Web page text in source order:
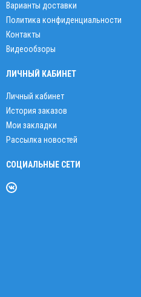
Варианты доставки
Политика конфиденциальности
Контакты
Видеообзоры
ЛИЧНЫЙ КАБИНЕТ
Личный кабинет
История заказов
Мои закладки
Рассылка новостей
СОЦИАЛЬНЫЕ СЕТИ